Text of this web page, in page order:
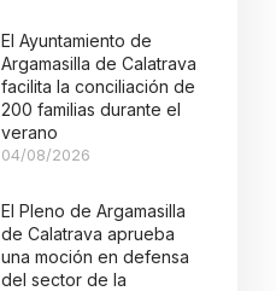
El Ayuntamiento de
Argamasilla de Calatrava
facilita la conciliación de
200 familias durante el
verano
04/08/2026
El Pleno de Argamasilla
de Calatrava aprueba
una moción en defensa
del sector de la